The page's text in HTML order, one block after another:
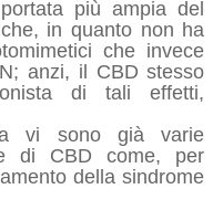
più ampia del
in quanto non ha
che invece
anzi, il CBD stesso
di tali effetti,
vi sono già varie
di CBD come, per
della sindrome